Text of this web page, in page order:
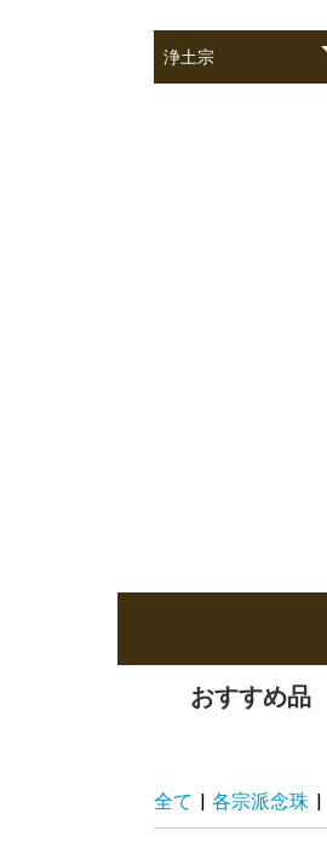
おすすめ品
全て | 各宗派念珠 |